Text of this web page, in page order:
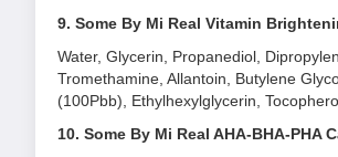
9. Some By Mi Real Vitamin
Water, Glycerin, Propanediol,
Tromethamine, Allantoin, Butylene
(100Pbb), Ethylhexylglycerin,
10. Some By Mi Real AHA-BHA-PHA